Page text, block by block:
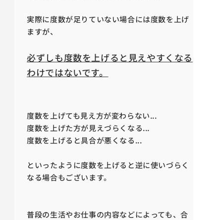
実際に度数が足りていない場合には度数を上げ
ますが、
必ずしも度数を上げると見えやすくなる
わけではないです。
度数を上げても見え方が変わらない...
度数を上げた方が見えづらくなる...
度数を上げると具合が悪くなる...
といったように度数を上げると逆に使いづらく
なる場合もございます。
普段の生活やお仕事の内容などによっても、合